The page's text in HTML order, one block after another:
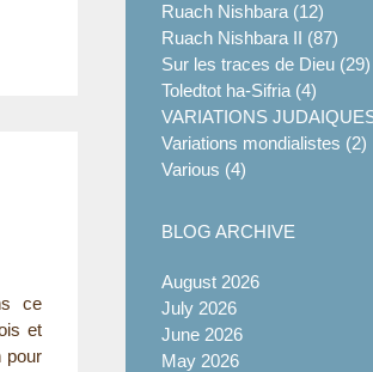
Ruach Nishbara (12)
Ruach Nishbara II (87)
Sur les traces de Dieu (29)
Toledtot ha-Sifria (4)
VARIATIONS
Variations mondialistes (2)
Various (4)
BLOG ARCHIVE
August 2026
July 2026
June 2026
May 2026
ce
et
pour